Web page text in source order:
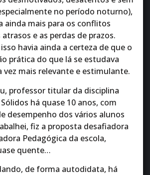
no período noturno),
ainda mais para os conflitos
e as perdas de prazos.
havia ainda a certeza de que o
prática do que lá se estudava
vez mais relevante e estimulante.
professor titular da disciplina
há quase 10 anos, com
desempenho dos vários alunos
fiz a proposta desafiadora
Pedagógica da escola,
quente…
de forma autodidata, há